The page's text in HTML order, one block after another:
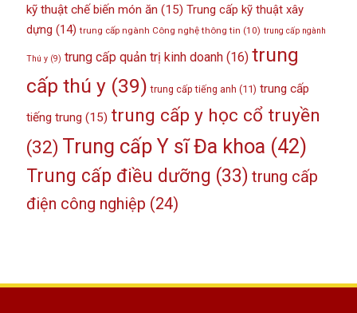
kỹ thuật chế biến món ăn (15) Trung cấp kỹ thuật xây
dựng (14) trung cấp ngành Công nghệ thông tin (10) trung cấp ngành
Thú y(9) trung cấp quản trị kinh doanh(16) trung
cấp thú y(39) trung cấp tiếng anh (11) trung cấp
tiếng trung (15) trung cấp y học cổ truyền
(32) Trung cấp Y sĩ Đa khoa (42)
Trung cấp điều dưỡng (33) trung cấp
điện công nghiệp (24)